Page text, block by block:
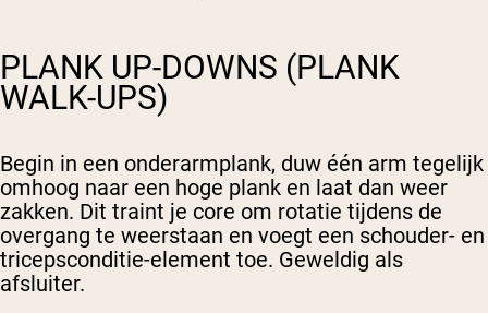
PLANK UP-DOWNS (PLANK
WALK-UPS)
Begin in een onderarmplank, duw één arm tegelijk
omhoog naar een hoge plank en laat dan weer
zakken. Dit traint je core om rotatie tijdens de
overgang te weerstaan en voegt een schouder- en
tricepsconditie-element toe. Geweldig als
afsluiter.